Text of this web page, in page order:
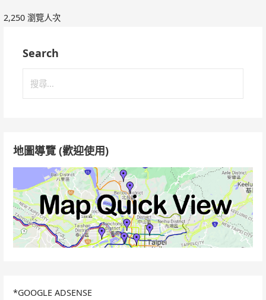
2,250 瀏覽人次
Search
地圖導覽 (歡迎使用)
*GOOGLE ADSENSE